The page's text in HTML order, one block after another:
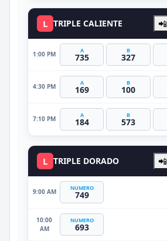
L TRIPLE CALIENTE 📲
1:00 PM A
735
B
327
4:30 PM A
169
B
100
7:10 PM A
184
B
573
L TRIPLE DORADO 📲
9:00 AM NUMERO
749
10:00
AM
NUMERO
693